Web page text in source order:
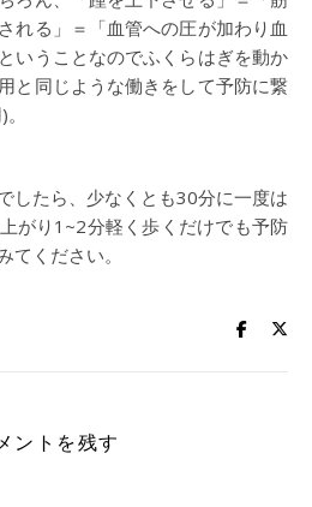
れる」＝「血管への圧が加わり血
いうことなのでふくらはぎを動か
と同じような働きをして予防に繋
したら、少なくとも30分に一度は
がり1~2分軽く歩くだけでも予防
てください。
ントを残す